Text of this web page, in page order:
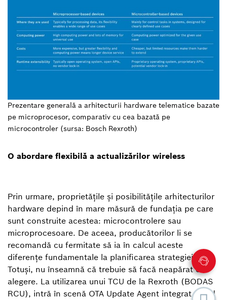
Prezentare generală a arhitecturii hardware telematice bazate
pe microprocesor, comparativ cu cea bazată pe
microcontroler (sursa: Bosch Rexroth)
O abordare flexibilă a actualizărilor wireless
Prin urmare, proprietățile și posibilitățile arhitecturilor
hardware depind în mare măsură de fundația pe care
sunt construite acestea: microcontrolere sau
microprocesoare. De aceea, producătorilor li se
recomandă cu fermitate să ia în calcul aceste
diferențe fundamentale la planificarea strategiei.
Totuși, nu înseamnă că trebuie să facă neapărat o
alegere. La utilizarea unui TCU de la Rexroth (BODAS
RCU), intră în scenă OTA Update Agent integrat. Fiind